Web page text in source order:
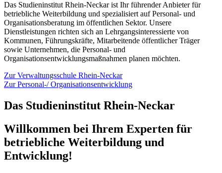
Das Studieninstitut Rhein-Neckar ist Ihr führender Anbieter für
betriebliche Weiterbildung und spezialisiert auf Personal- und
Organisationsberatung im öffentlichen Sektor. Unsere
Dienstleistungen richten sich an Lehrgangsinteressierte von
Kommunen, Führungskräfte, Mitarbeitende öffentlicher Träger
sowie Unternehmen, die Personal- und
Organisationsentwicklungsmaßnahmen planen möchten.
Zur Verwaltungsschule Rhein-Neckar
Zur Personal-/ Organisationsentwicklung
Das Studieninstitut Rhein-Neckar
Willkommen bei Ihrem Experten für
betriebliche Weiterbildung und
Entwicklung!